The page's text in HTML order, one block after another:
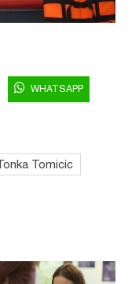
WHATSAPP
Tomicic